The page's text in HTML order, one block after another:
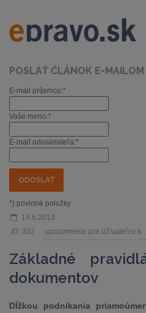
POSLAŤ ČLÁNOK E-MAILOM
E-mail príjemcu:*
Vaše meno:*
E-mail odosielateľa:*
*) povinné položky
14.6.2013
ID: 332
upozornenie pre užívateľov
Základné
dokumentov
Dĺžkou podnikania